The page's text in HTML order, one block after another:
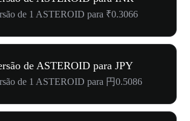
de 1 ASTEROID para ₹0.3066
de ASTEROID para JPY
de 1 ASTEROID para 円0.5086